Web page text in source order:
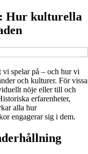
Hur kulturella
vi spelar på – och hur vi
och kulturer. För vissa
nöje eller till och
erfarenheter,
alla hur
engagerar sig i dem.